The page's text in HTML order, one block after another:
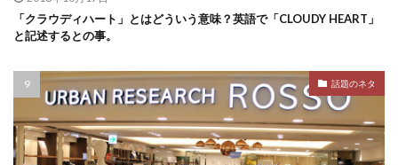
「クラウディハート」とはどういう意味？英語で「CLOUDY HEART」
と記述するとの事。
話題のネタ